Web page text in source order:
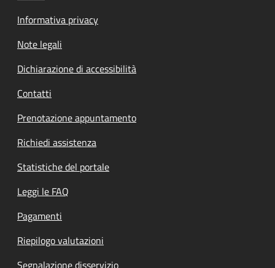
Informativa privacy
Note legali
Dichiarazione di accessibilità
Contatti
Prenotazione appuntamento
Richiedi assistenza
Statistiche del portale
Leggi le FAQ
Pagamenti
Riepilogo valutazioni